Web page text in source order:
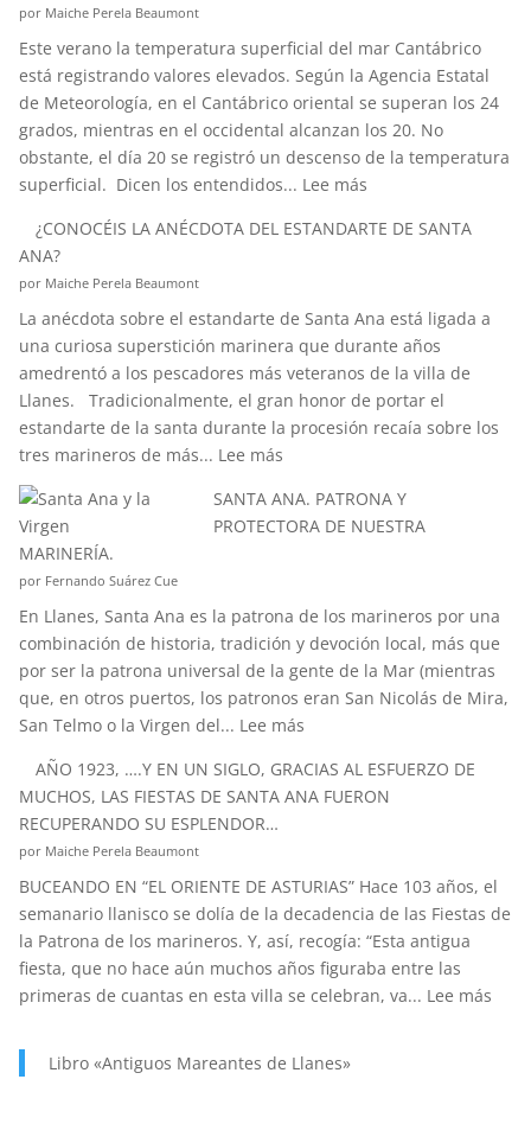
por Maiche Perela Beaumont
Este verano la temperatura superficial del mar Cantábrico
está registrando valores elevados. Según la Agencia Estatal
de Meteorología, en el Cantábrico oriental se superan los 24
grados, mientras en el occidental alcanzan los 20. No
obstante, el día 20 se registró un descenso de la temperatura
superficial. Dicen los entendidos... Lee más:
QUÉ
EFECTO
“CORIOLIS”?
¿CONOCÉIS LA ANÉCDOTA DEL ESTANDARTE DE SANTA
ANA?
por Maiche Perela Beaumont
La anécdota sobre el estandarte de Santa Ana está ligada a
una curiosa superstición marinera que durante años
amedrentó a los pescadores más veteranos de la villa de
Llanes. Tradicionalmente, el gran honor de portar el
estandarte de la santa durante la procesión recaía sobre los
tres marineros de más... Lee más:
LA
ANÉCDOTA
DE
SANTA
ANA?
SANTA ANA. PATRONA Y
PROTECTORA DE NUESTRA
MARINERÍA.
por Fernando Suárez Cue
En Llanes, Santa Ana es la patrona de los marineros por una
combinación de historia, tradición y devoción local, más que
por ser la patrona universal de la gente de la Mar (mientras
que, en otros puertos, los patronos eran San Nicolás de Mira,
San Telmo o la Virgen del... Lee más:
ANA.
PATRONA
DE
NUESTRA
MARINERÍA.
AÑO 1923, ….Y EN UN SIGLO, GRACIAS AL ESFUERZO DE
MUCHOS, LAS FIESTAS DE SANTA ANA FUERON
RECUPERANDO SU ESPLENDOR…
por Maiche Perela Beaumont
BUCEANDO EN “EL ORIENTE DE ASTURIAS” Hace 103 años, el
semanario llanisco se dolía de la decadencia de las Fiestas de
la Patrona de los marineros. Y, así, recogía: “Esta antigua
fiesta, que no hace aún muchos años figuraba entre las
primeras de cuantas en esta villa se celebran, va... Lee más:
Libro «Antiguos Mareantes de Llanes»